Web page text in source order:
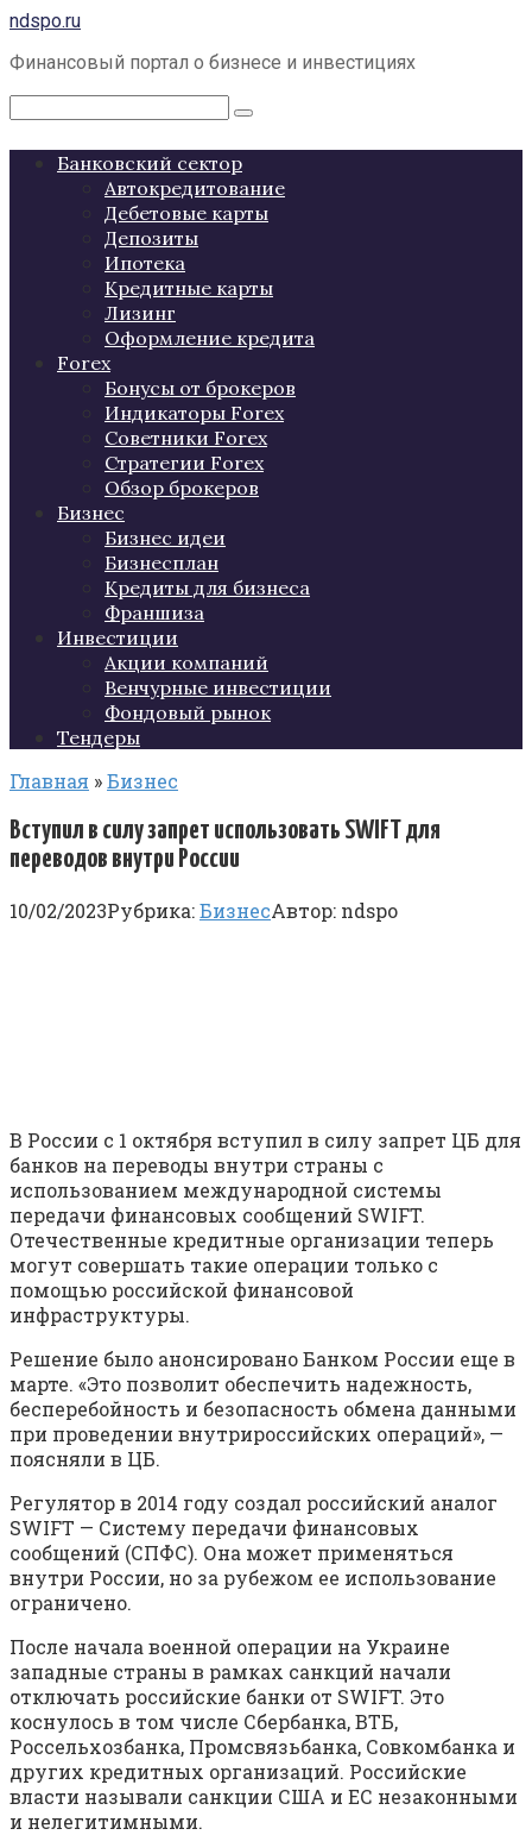
Перейти
контенту
ndspo.ru
Финансовый портал о бизнесе и инвестициях
Поиск:
Банковский сектор
Автокредитование
Дебетовые карты
Депозиты
Ипотека
Кредитные карты
Лизинг
Оформление кредита
Forex
Бонусы от брокеров
Индикаторы Forex
Советники Forex
Стратегии Forex
Обзор брокеров
Бизнес
Бизнес идеи
Бизнесплан
Кредиты для бизнеса
Франшиза
Инвестиции
Акции компаний
Венчурные инвестиции
Фондовый рынок
Тендеры
Главная »Бизнес
Вступил в силу запрет использовать SWIFT для
переводов внутри России
10/02/2023Рубрика:БизнесАвтор: ndspo
В России с 1 октября вступил в силу запрет ЦБ для
банков на переводы внутри страны с
использованием международной системы
передачи финансовых сообщений SWIFT.
Отечественные кредитные организации теперь
могут совершать такие операции только с
помощью российской финансовой
инфраструктуры.
Решение было анонсировано Банком России еще в
марте. «Это позволит обеспечить надежность,
бесперебойность и безопасность обмена данными
при проведении внутрироссийских операций», —
поясняли в ЦБ.
Регулятор в 2014 году создал российский аналог
SWIFT — Систему передачи финансовых
сообщений (СПФС). Она может применяться
внутри России, но за рубежом ее использование
ограничено.
После начала военной операции на Украине
западные страны в рамках санкций начали
отключать российские банки от SWIFT. Это
коснулось в том числе Сбербанка, ВТБ,
Россельхозбанка, Промсвязьбанка, Совкомбанка и
других кредитных организаций. Российские
власти называли санкции США и ЕС незаконными
и нелегитимными.